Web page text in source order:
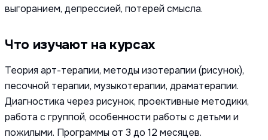
выгоранием, депрессией, потерей смысла.
Что изучают на курсах
Теория арт-терапии, методы изотерапии (рисунок),
песочной терапии, музыкотерапии, драматерапии.
Диагностика через рисунок, проективные методики,
работа с группой, особенности работы с детьми и
пожилыми. Программы от 3 до 12 месяцев.